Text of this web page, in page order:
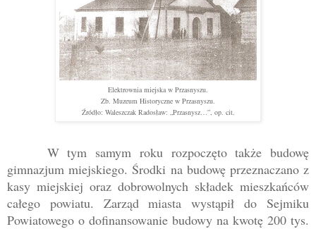
Elektrownia miejska w Przasnyszu.
Zb. Muzeum Historyczne w Przasnyszu.
Źródło: Waleszczak Radosław: „Przasnysz…”, op. cit.
W tym samym roku rozpoczęto także budowę
gimnazjum miejskiego. Środki na budowę przeznaczano z
kasy miejskiej oraz dobrowolnych składek mieszkańców
całego powiatu. Zarząd miasta wystąpił do Sejmiku
Powiatowego o dofinansowanie budowy na kwotę 200 tys.